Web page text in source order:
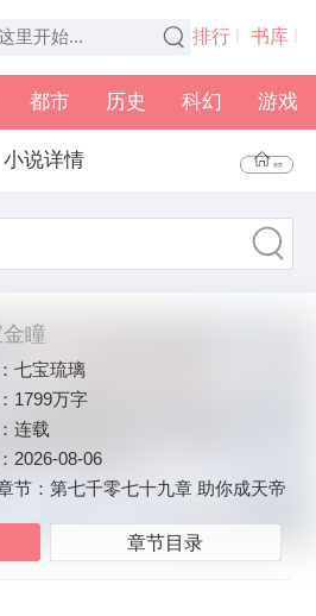
排行 书库
全本 书架
都市 历史 科幻 游戏
小说详情 首页
瞳
七宝琉璃
1799万字
连载
2026-08-06
节：第七千零七十九章 助你成天帝
章节目录